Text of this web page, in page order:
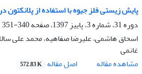
پایش زیستی فلز جیوه با استفاده از
دوره 31، شماره 3، پاییز 1397، صفحه
340-351
اسحاق هاشمی، علیرضا صفاهیه، محمد علی
غانمی
مشاهده مقاله
اصل مقاله 572.83 K